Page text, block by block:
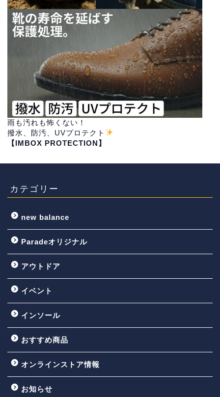
雨も汚れも怖くない！
撥水、防汚、UVプロテクト
【IMBOX PROTECTION】
カテゴリー
new balance
Paradeオリジナル
アウトドア
イベント
インソール
おすすめ商品
オンラインストア情報
お知らせ